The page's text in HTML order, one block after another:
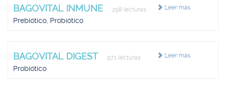
Leer más
BAGOVITAL INMUNE 298 lecturas
Prebiótico, Probiótico
Leer más
BAGOVITAL DIGEST 971 lecturas
Probiótico